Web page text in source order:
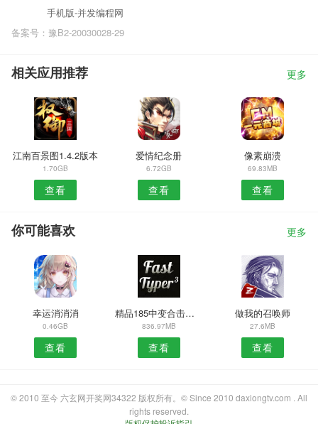
手机版-并发编程网
备案号：豫B2-20030028-29
相关应用推荐 更多
江南百景图1.4.2版本
1.70GB
查看
爱情纪念册
6.72GB
查看
像素崩溃
69.83MB
查看
你可能喜欢 更多
幸运消消消
0.46GB
查看
精品185中变合击传奇
836.97MB
查看
做我的召唤师
27.6MB
查看
© 2010 至今 六玄网开奖网34322 版权所有。© Since 2010 daxiongtv.com . All
rights reserved.